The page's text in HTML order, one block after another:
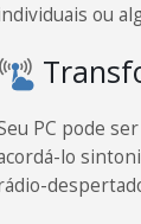
ou
PC pode
lo